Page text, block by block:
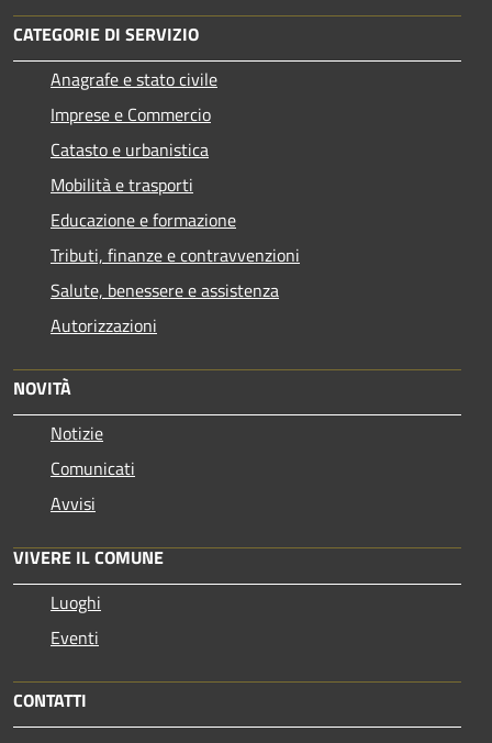
CATEGORIE DI SERVIZIO
Anagrafe e stato civile
Imprese e Commercio
Catasto e urbanistica
Mobilità e trasporti
Educazione e formazione
Tributi, finanze e contravvenzioni
Salute, benessere e assistenza
Autorizzazioni
NOVITÀ
Notizie
Comunicati
Avvisi
VIVERE IL COMUNE
Luoghi
Eventi
CONTATTI